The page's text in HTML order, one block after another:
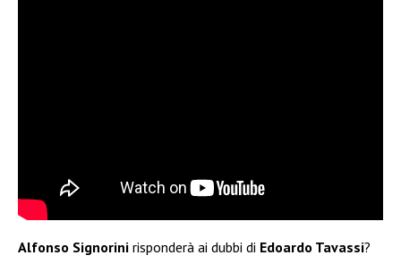
Alfonso Signorini risponderà ai dubbi di Edoardo Tavassi?